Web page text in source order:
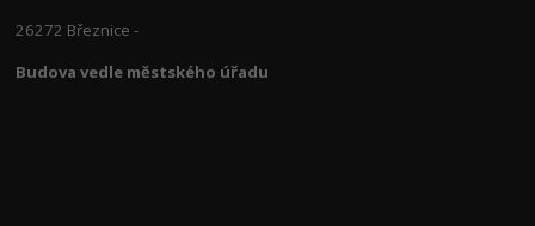
26272 Březnice -
Budova vedle městského úřadu